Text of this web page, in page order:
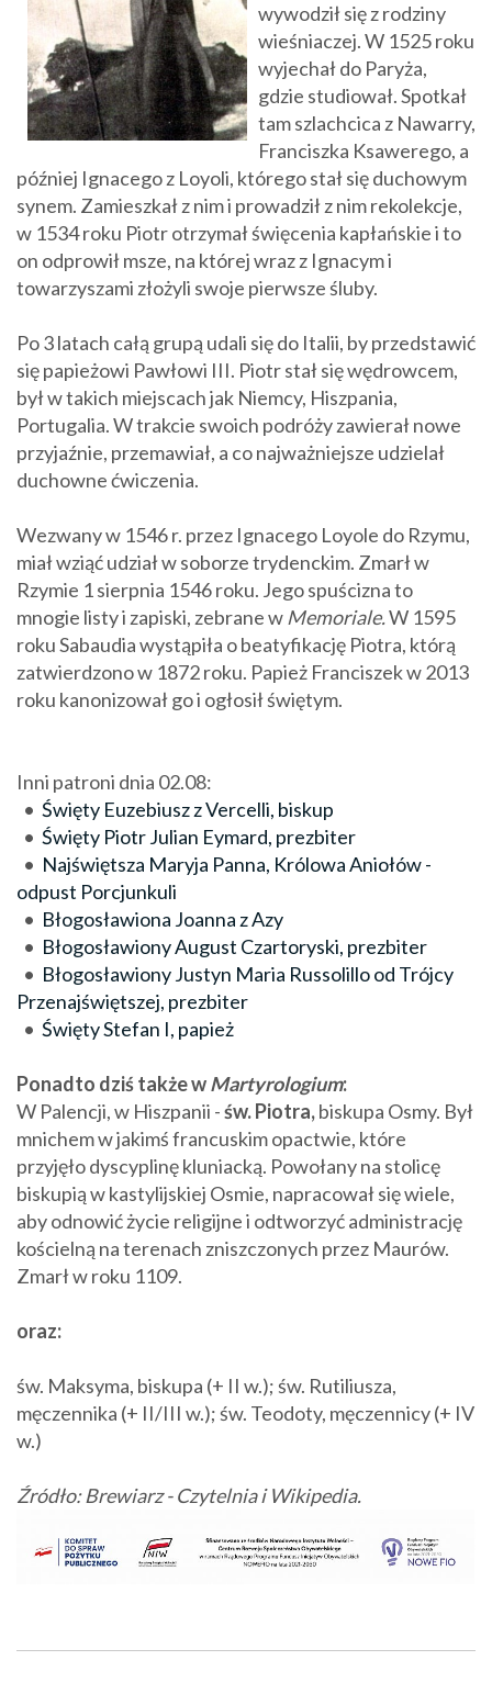
wywodził się z rodziny
wieśniaczej. W 1525 roku
wyjechał do Paryża,
gdzie studiował. Spotkał
tam szlachcica z Nawarry,
Franciszka Ksawerego, a
później Ignacego z Loyoli, którego stał się duchowym
synem. Zamieszkał z nim i prowadził z nim rekolekcje,
w 1534 roku Piotr otrzymał święcenia kapłańskie i to
on odprowił msze, na której wraz z Ignacym i
towarzyszami złożyli swoje pierwsze śluby.
Po 3 latach całą grupą udali się do Italii, by przedstawić
się papieżowi Pawłowi III. Piotr stał się wędrowcem,
był w takich miejscach jak Niemcy, Hiszpania,
Portugalia. W trakcie swoich podróży zawierał nowe
przyjaźnie, przemawiał, a co najważniejsze udzielał
duchowne ćwiczenia.
Wezwany w 1546 r. przez Ignacego Loyole do Rzymu,
miał wziąć udział w soborze trydenckim. Zmarł w
Rzymie 1 sierpnia 1546 roku. Jego spuścizna to
mnogie listy i zapiski, zebrane w Memoriale.W 1595
roku Sabaudia wystąpiła o beatyfikację Piotra, którą
zatwierdzono w 1872 roku. Papież Franciszek w 2013
roku kanonizował go i ogłosił świętym.
Inni patroni dnia 02.08:
• Święty Euzebiusz z Vercelli, biskup
• Święty Piotr Julian Eymard, prezbiter
• Najświętsza Maryja Panna, Królowa Aniołów -
odpust Porcjunkuli
• Błogosławiona Joanna z Azy
• Błogosławiony August Czartoryski, prezbiter
• Błogosławiony Justyn Maria Russolillo od Trójcy
Przenajświętszej, prezbiter
• Święty Stefan I, papież
Ponadto dziś także wMartyrologium:
W Palencji, w Hiszpanii -św. Piotra,biskupa Osmy. Był
mnichem w jakimś francuskim opactwie, które
przyjęło dyscyplinę kluniacką. Powołany na stolicę
biskupią w kastylijskiej Osmie, napracował się wiele,
aby odnowić życie religijne i odtworzyć administrację
kościelną na terenach zniszczonych przez Maurów.
Zmarł w roku 1109.
oraz:
św. Maksyma, biskupa (+ II w.); św. Rutiliusza,
męczennika (+ II/III w.); św. Teodoty, męczennicy (+ IV
w.)
Źródło: Brewiarz - Czytelnia i Wikipedia.